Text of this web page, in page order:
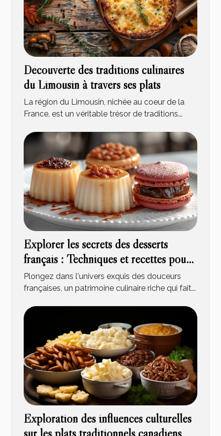
Découverte des traditions culinaires
du Limousin à travers ses plats
La région du Limousin, nichée au coeur de la
France, est un véritable trésor de traditions...
Explorer les secrets des desserts
français : Techniques et recettes pour
maîtriser panna cotta, tarte tatin et
macarons
Plongez dans l'univers exquis des douceurs
françaises, un patrimoine culinaire riche qui fait...
Exploration des influences culturelles